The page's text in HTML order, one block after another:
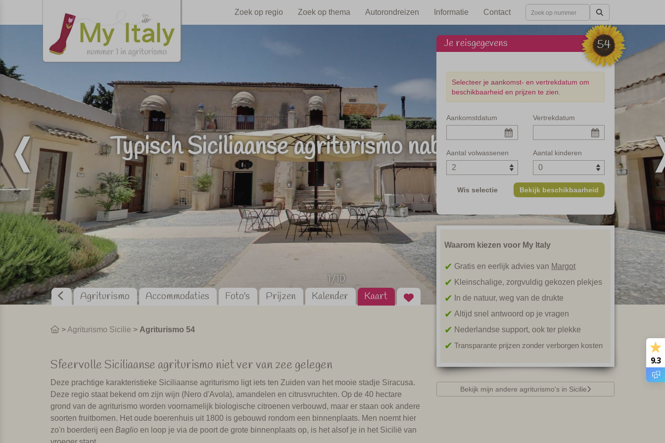
Zoek op regio Zoek op thema Autorondreizen Informatie Contact
Typisch Siciliaanse agriturismo nabij het strand
1/10
Agriturismo
Accommodaties Foto's Prijzen Kalender Kaart
>Agriturismo Sicilie > Agriturismo 54
Sfeervolle Siciliaanse agriturismo niet ver van zee gelegen
Deze prachtige karakteristieke Siciliaanse agriturismo ligt iets ten Zuiden van het mooie stadje Siracusa.
Deze regio staat bekend om zijn wijn (Nero d'Avola), amandelen en citrusvruchten. Op de 40 hectare
grond van de agriturismo worden voornamelijk biologische citroenen verbouwd, maar er staan ook andere
soorten fruitbomen. Het oude boerenhuis uit 1800 is gebouwd rondom een binnenplaats. Men noemt hier
zo'n boerderij een Baglio en loop je via de poort de grote binnenplaats op, is het alsof je in het Sicilië van
54
Je reisgegevens
Selecteer je aankomst- en vertrekdatum om
beschikbaarheid en prijzen te zien.
Aankomstdatum Vertrekdatum
Aantal volwassenen Aantal kinderen
Wis selectie Bekijk beschikbaarheid
Waarom kiezen voor My Italy
Gratis en eerlijk advies van Margot
Kleinschalige, zorgvuldig gekozen plekjes
In de natuur, weg van de drukte
Altijd snel antwoord op je vragen
Nederlandse support, ook ter plekke
Transparante prijzen zonder verborgen kosten
Bekijk mijn andere agriturismo's in Sicilie
9.3